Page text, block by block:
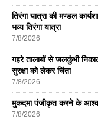
तिरंगा यात्रा की मण्डल
भव्य तिरंगा यात्रा
7/8/2026
गहरे तालाबों से जलकुंभी
सुरक्षा को लेकर चिंता
7/8/2026
मुकदमा पंजीकृत करने के
7/8/2026